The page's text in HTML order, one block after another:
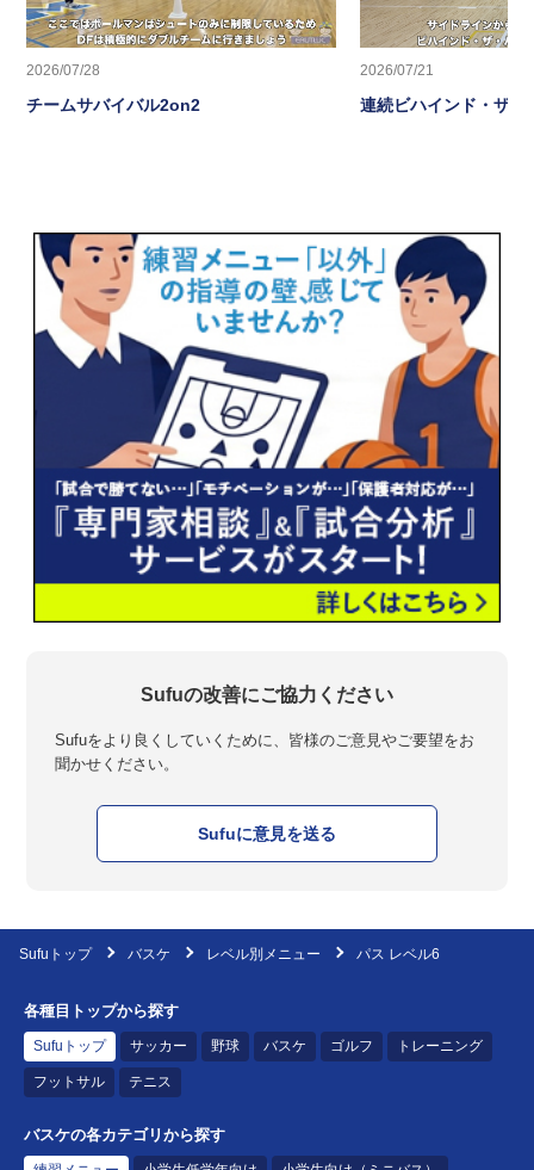
2026/07/28
チームサバイバル2on2
2026/07/21
連続ビハインド・ザ・
Sufuの改善にご協力ください
Sufuをより良くしていくために、皆様のご意見やご要望をお
聞かせください。
Sufuに意見を送る
Sufuトップ バスケ レベル別メニュー パス レベル6
各種目トップから探す
Sufuトップ サッカー 野球 バスケ ゴルフ トレーニング
フットサル テニス
バスケの各カテゴリから探す